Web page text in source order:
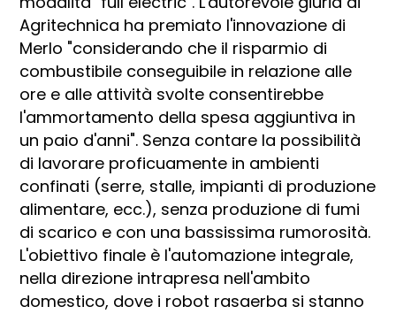
Agritechnica ha premiato l'innovazione di
Merlo "considerando che il risparmio di
combustibile conseguibile in relazione alle
ore e alle attività svolte consentirebbe
l'ammortamento della spesa aggiuntiva in
un paio d'anni". Senza contare la possibilità
di lavorare proficuamente in ambienti
confinati (serre, stalle, impianti di produzione
alimentare, ecc.), senza produzione di fumi
di scarico e con una bassissima rumorosità.
L'obiettivo finale è l'automazione integrale,
nella direzione intrapresa nell'ambito
domestico, dove i robot rasaerba si stanno